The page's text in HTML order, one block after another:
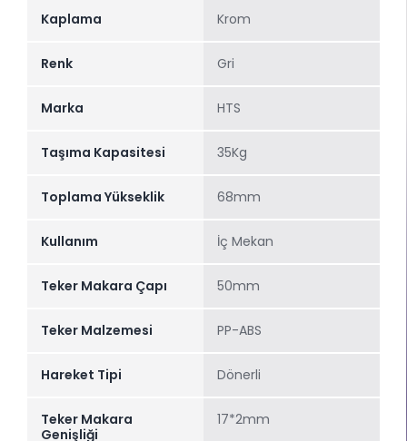
Kaplama Krom
Renk Gri
Marka HTS
Taşıma Kapasitesi 35Kg
Toplama Yükseklik 68mm
Kullanım İç Mekan
Teker Makara Çapı 50mm
Teker Malzemesi PP-ABS
Hareket Tipi Dönerli
Teker Makara
Genişliği
17*2mm